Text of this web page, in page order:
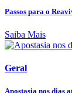
Passos para o
Saiba Mais
Geral
Apostasia nos dias